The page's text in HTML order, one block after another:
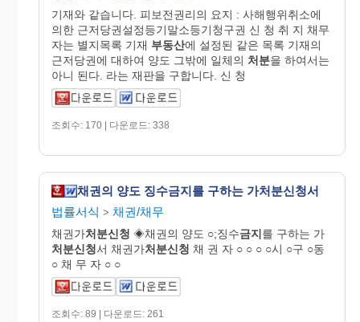
기재와 같습니다. 피보전권리의 요지 : 사해행위취소에
의한 근저당권설정등기말소등기청구권 신 청 취 지 채무
자는 별지목록 기재 부동산에 설정된 같은 목록 기재의
근저당권에 대하여 양도 그밖에 일체의 처분을 하여서는
아니 된다. 라는 재판을 구합니다. 신 청
조회수: 170 | 다운로드: 338
채권의 양도 징수금지를 구하는 가처분신청서
법률서식 > 채권/채무
채권가처분신청 ◈채권의 양도 ○;징수금지를 구하는 가
처분신청서 채권가처분신청 채 권 자 ○ ○ ○ ○시 ○구 ○동
○ 채 무 자 ○ ○
조회수: 89 | 다운로드: 261